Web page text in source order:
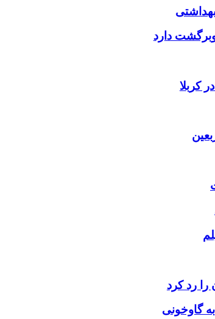
کربلا
را رد کرد
گاوخونی